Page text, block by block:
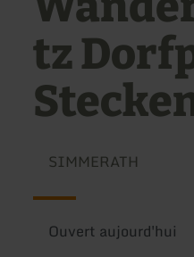
tz
SIMMERATH
Ouvert aujourd'hui